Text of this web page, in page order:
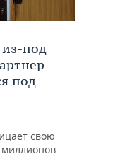
под
под
свою
миллионов